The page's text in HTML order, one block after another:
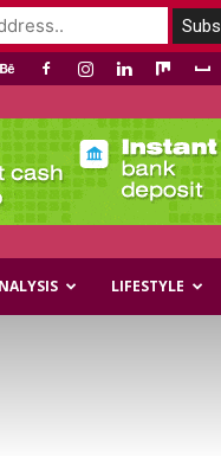
LIFESTYLE